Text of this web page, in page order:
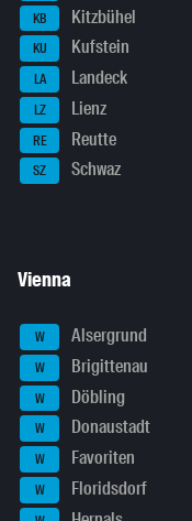
KB Kitzbühel
KU Kufstein
LA Landeck
LZ Lienz
RE Reutte
SZ Schwaz
Vienna
W Alsergrund
W Brigittenau
W Döbling
W Donaustadt
W Favoriten
W Floridsdorf